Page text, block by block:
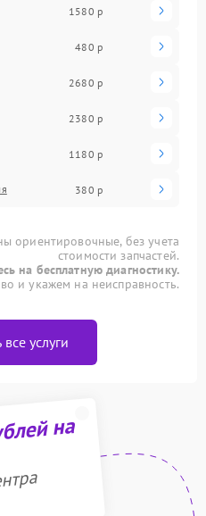
1580 р
480 р
2680 р
2380 р
1180 р
380 р
ориентировочные, без учета
стоимости запчастей.
на бесплатную диагностику.
и укажем на неисправность.
услуги
на